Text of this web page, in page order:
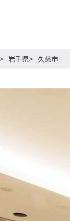
岩手県 久慈市